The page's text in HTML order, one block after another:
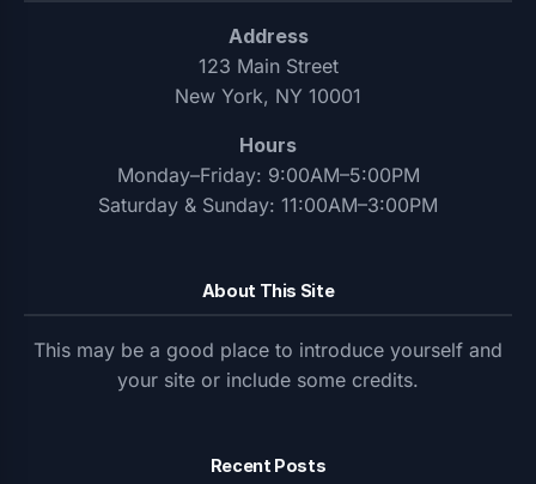
Address
123 Main Street
New York, NY 10001
Hours
Monday–Friday: 9:00AM–5:00PM
Saturday & Sunday: 11:00AM–3:00PM
About This Site
This may be a good place to introduce yourself and
your site or include some credits.
Recent Posts